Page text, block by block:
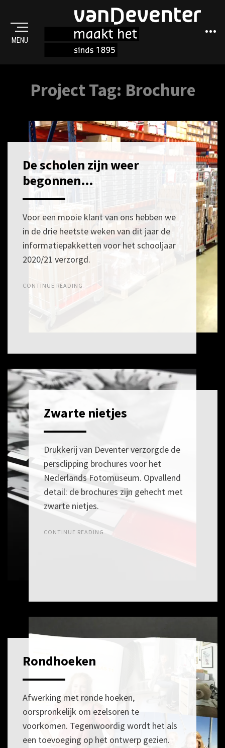
MENU
Project Tag: Brochure
POSTED
ON
11
FEBRUARI
2021
De scholen zijn weer
begonnen…
Voor een mooie klant van ons hebben we
in de drie heetste weken van dit jaar de
informatiepakketten voor het schooljaar
2020/21 verzorgd.
CONTINUE READING
POSTED
10
Zwarte nietjes
Drukkerij van Deventer verzorgde de
persclipping brochures voor het
Nederlands Fotomuseum. Opvallend
detail: de brochures zijn gehecht met
zwarte nietjes.
CONTINUE READING
POSTED
6
Rondhoeken
Afwerking met ronde hoeken,
oorspronkelijk om ezelsoren te
voorkomen. Tegenwoordig wordt het als
een toevoeging op het ontwerp gezien.